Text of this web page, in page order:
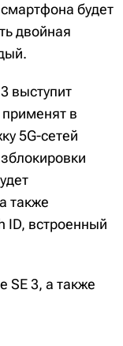
будет
двойная
выступит
в
5G-сетей
также
ID, встроенный
SE 3, а также